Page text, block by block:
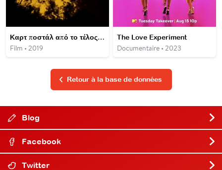
Καρτ ποστάλ από το τέλος του κόσμου
Film • 2019
The Love Experiment
Documentaire • 2023
Retour à la base de données
Blog
Facebook
Twitter